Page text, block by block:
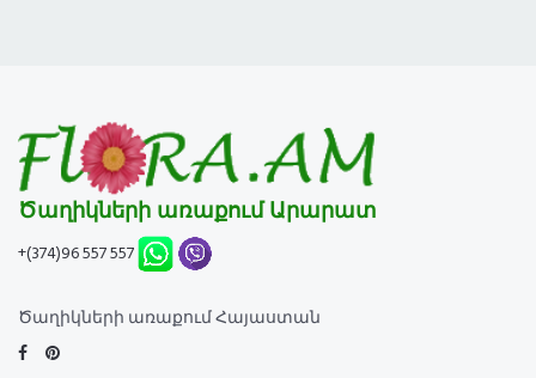
Ծաղիկների առաքում Արարատ
+(374)96 557 557
Ծաղիկների առաքում Հայաստան